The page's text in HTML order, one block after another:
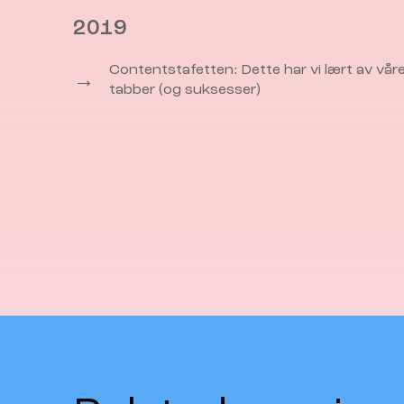
2019
→
Contentstafetten: Dette har vi lært av
tabber (og suksesser)